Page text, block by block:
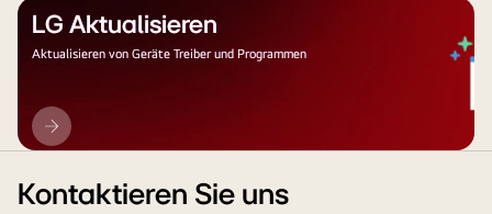
LG Aktualisieren
Aktualisieren von Geräte Treiber und Programmen
LG
Aktualisieren
Kontaktieren Sie uns